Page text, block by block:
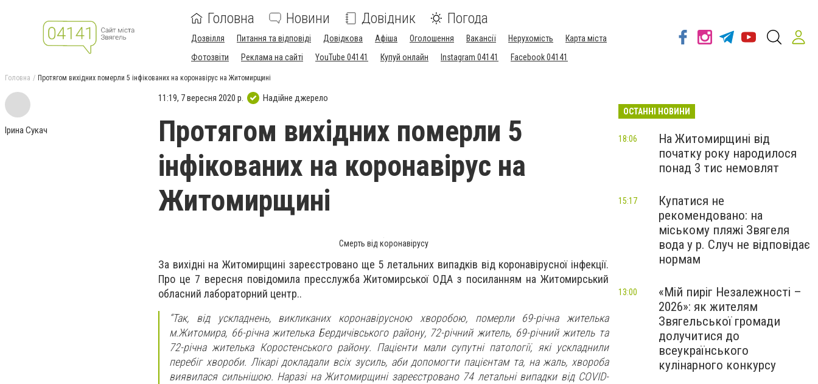
Головна Новини Довідник Погода
Дозвілля Питання та відповіді Довідкова Афіша Оголошення Вакансії Нерухомість
Карта міста
Фотозвіти
Реклама на сайті YouTube 04141 Купуй онлайн Instagram 04141 Facebook 04141
Головна Протягом вихідних померли 5 інфікованих на коронавірус на Житомирщині
Ірина Сукач
11:19, 7 вересня 2020 р. Надійне джерело
Протягом вихідних померли 5
інфікованих на коронавірус на
Житомирщині
Смерть від коронавірусу
За вихідні на Житомирщині зареєстровано ще 5 летальних випадків від коронавірусної інфекції.
Про це 7 вересня повідомила пресслужба Житомирської ОДА з посиланням на Житомирський
обласний лабораторний центр..
“Так, від ускладнень, викликаних коронавірусною хворобою, померли 69-річна жителька
м.Житомира, 66-річна жителька Бердичівського району, 72-річний житель, 69-річний житель та
72-річна жителька Коростенського району. Пацієнти мали супутні патології, які ускладнили
перебіг хвороби. Лікарі докладали всіх зусиль, аби допомогти пацієнтам та, на жаль, хвороба
виявилася сильнішою. Наразі на Житомирщині зареєстровано 74 летальні випадки від COVID-
ОСТАННІ НОВИНИ
На Житомирщині від
початку року народилося
понад 3 тис немовлят
18:06
Купатися не
рекомендовано: на
міському пляжі Звягеля
вода у р. Случ не відповідає
нормам
15:17
«Мій пиріг Незалежності –
2026»: як жителям
Звягельської громади
долучитися до
всеукраїнського
кулінарного конкурсу
13:00